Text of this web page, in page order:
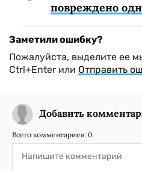
повреждено
Заметили ошибку?
Пожалуйста, выделите ее
Ctrl+Enter или Отправить
Добавить
Всего комментариев: 0